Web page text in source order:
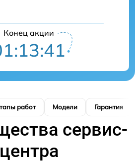
Конец акции
работ Модели Гарантия
сервис-
центра